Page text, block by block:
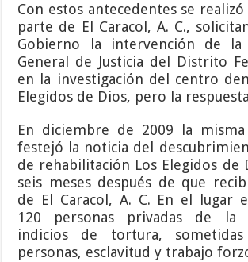
Con estos antecedentes se
parte de El Caracol, A. C.,
Gobierno la intervención de la
General de Justicia del Distrito
en la investigación del centro
Elegidos de Dios, pero la
En diciembre de 2009 la misma
festejó la noticia del
de rehabilitación Los Elegidos de
seis meses después de que
de El Caracol, A. C. En el lugar
120 personas privadas de la
indicios de tortura,
personas, esclavitud y trabajo